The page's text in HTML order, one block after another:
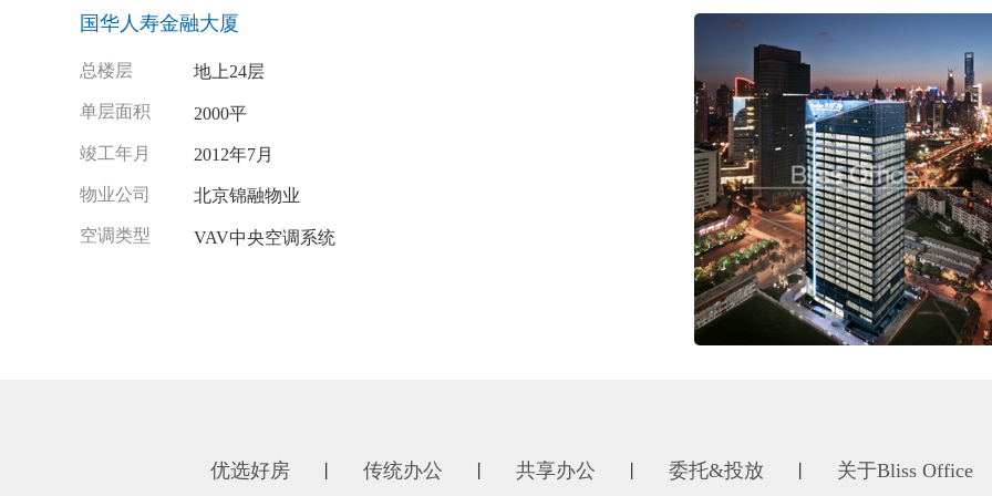
国华人寿金融大厦
总楼层 地上24层
单层面积 2000平
竣工年月 2012年7月
物业公司 北京锦融物业
空调类型 VAV中央空调系统
优选好房 传统办公 共享办公 委托&投放 关于Bliss Office